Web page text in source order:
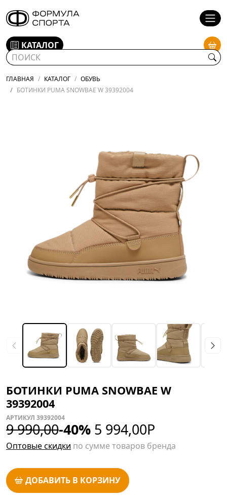
КАТАЛОГ
ГЛАВНАЯ КАТАЛОГ
ОБУВЬ
БОТИНКИ PUMA SNOWBAE W 39392004
БОТИНКИ PUMA SNOWBAE W
39392004
АРТИКУЛ 39392004
9 990,00-40% 5 994,00Р
Оптовые скидки по сумме товаров бренда
ДОБАВИТЬ В КОРЗИНУ